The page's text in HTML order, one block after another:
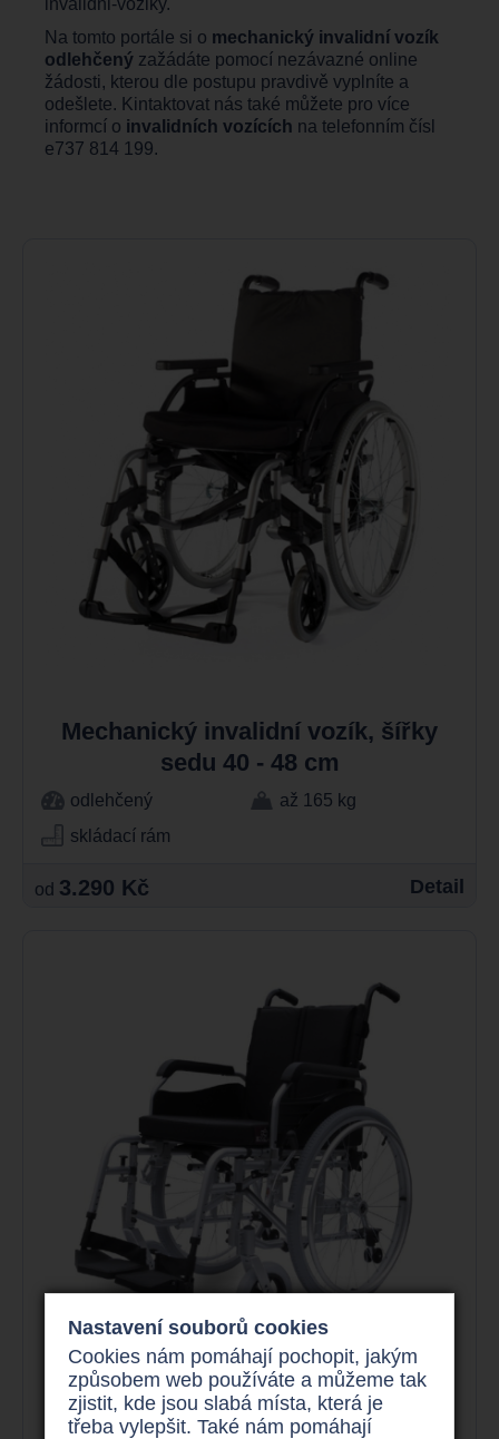
Na tomto portále si o mechanický invalidní vozík
odlehčený zažádáte pomocí nezávazné online
žádosti, kterou dle postupu pravdivě vyplníte a
odešlete. Kintaktovat nás také můžete pro více
informcí o invalidních vozících na telefonním čísl
e737 814 199.
Mechanický invalidní vozík, šířky
sedu 40 - 48 cm
odlehčený
až 165 kg
skládací rám
od 3.290 Kč Detail
Mechanický invalidní vozík, šířky
Nastavení souborů cookies
Cookies nám pomáhají pochopit, jakým
způsobem web používáte a můžeme tak
zjistit, kde jsou slabá místa, která je
třeba vylepšit. Také nám pomáhají